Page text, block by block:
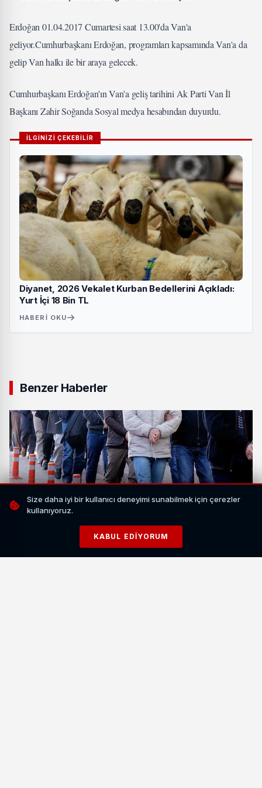
Erdoğan 01.04.2017 Cumartesi saat 13.00'da Van'a
geliyor.Cumhurbaşkanı Erdoğan, programları kapsamında Van'a da
gelip Van halkı ile bir araya gelecek.
Cumhurbaşkanı Erdoğan'ın Van'a geliş tarihini Ak Parti Van İl
Başkanı Zahir Soğanda Sosyal medya hesabından duyurdu.
İLGİNİZİ ÇEKEBİLİR
Diyanet, 2026 Vekalet Kurban Bedellerini Açıkladı:
Yurt İçi 18 Bin TL
HABERI OKU
Benzer Haberler
Okul Saldırıları Sonrası Yanıltıcı Paylaşımlara
Size daha iyi bir kullanıcı deneyimi sunabilmek için çerezler
kullanıyoruz.
KABUL EDIYORUM